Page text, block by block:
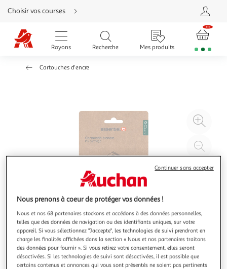
Aller
directement
au
contenu
Aller
directement
Aller
Choisir vos courses
Rayons Recherche Mes produits
Cartouches d'encre
à
Illustration
précédente
Illustration
suivante
Nous prenons à coeur de protéger vos données !
Nous et nos 68 partenaires stockons et accédons à des données personnelles,
telles que des données de navigation ou des identifiants uniques, sur votre
appareil. Si vous sélectionnez "J'accepte", les technologies de suivi prendront en
charge les finalités affichées dans la section « Nous et nos partenaires traitons
des données pour fournir ». Si vous retirez votre consentement, elles seront
désactivées. Si les technologies de suivi sont désactivées, il est possible que
certains contenus et annonces qui vous sont présentés ne soient pas pertinents
Continuer sans accepter